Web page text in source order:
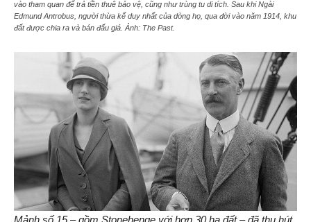
vào tham quan để trả tiền thuê bảo vệ, cũng như trùng tu di tích. Sau khi Ngài
Edmund Antrobus, người thừa kế duy nhất của dòng họ, qua đời vào năm 1914, khu
đất được chia ra và bán đấu giá. Ảnh: The Past.